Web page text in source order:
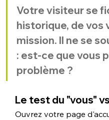
Votre visiteur se
historique, de vos
mission. Il ne se
: est-ce que vous
problème ?
Le test du "vous"
Ouvrez votre page